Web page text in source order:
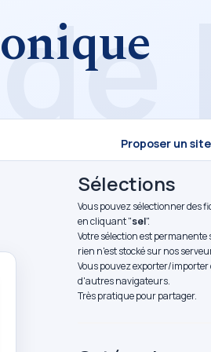
Proposer un site
Sélections
Vous pouvez sélectionner des
en cliquant "sel".
Votre sélection est
rien n'est stocké sur nos
Vous pouvez exporter/importer
d'autres navigateurs.
Très pratique pour partager.